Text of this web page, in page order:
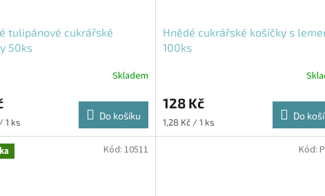
tulipánové cukrářské
50ks
Skladem
1 ks
Do košíku
Hnědé cukrářské košíčky s
100ks
128 Kč
Měrná
cena:
1,28 Kč / 1 ks
Do
Kód: 10511 Kód: